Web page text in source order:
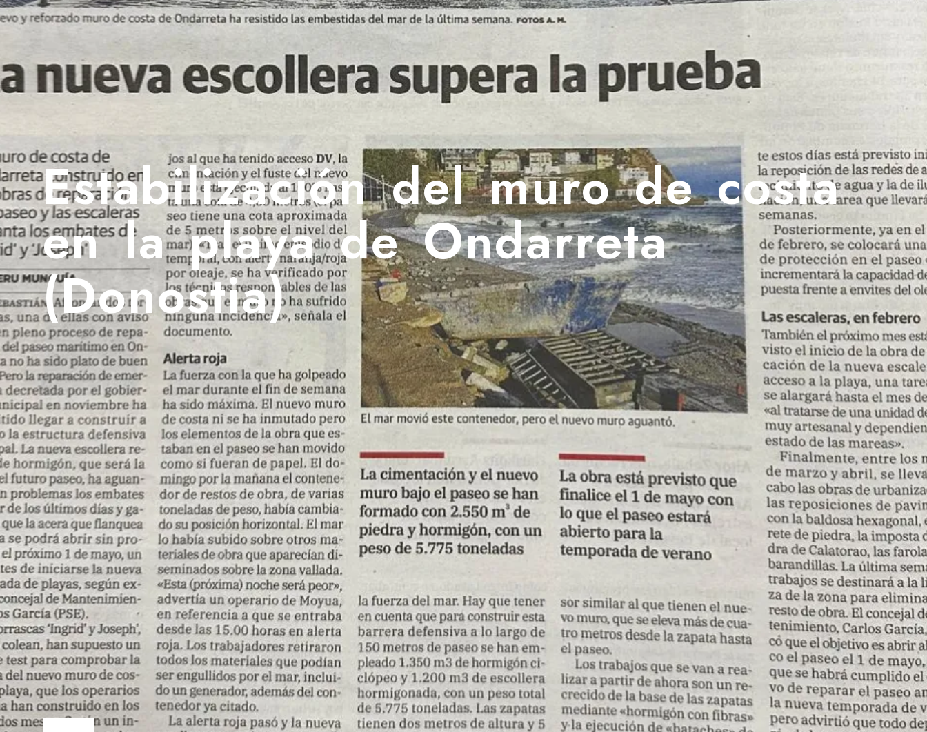
Estabilización del muro de costa
en la playa de Ondarreta
(Donostia)